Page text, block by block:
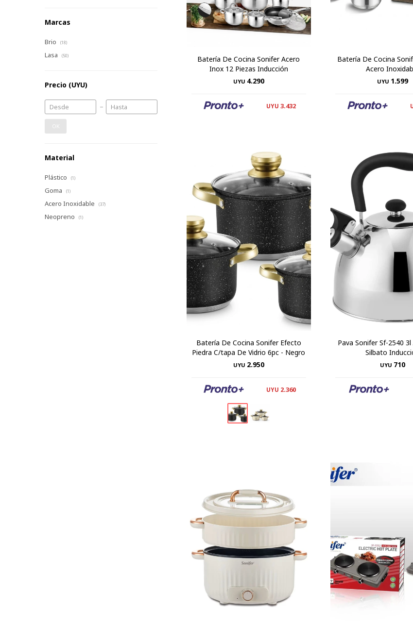
Batería De Cocina Sonifer Acero
Inox 12 Piezas Inducción
UYU 4.290
UYU 3.432
Batería De Cocina
Acero
UYU 1.599
Batería De Cocina Sonifer Efecto
Piedra C/tapa De Vidrio 6pc - Negro
UYU 2.950
UYU 2.360
Pava Sonifer Sf-2540
Silbato
UYU 710
Marcas
Brio (18)
Lasa (50)
Precio (UYU)
OK
Material
Plástico (1)
Goma (1)
Acero Inoxidable (37)
Neopreno (1)